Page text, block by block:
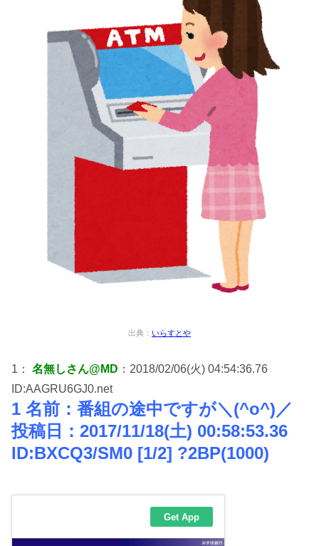
出典： いらすとや
1： 名無しさん@MD ：2018/02/06(火) 04:54:36.76
ID:AAGRU6GJ0.net
1 名前：番組の途中ですが＼(^o^)／
投稿日：2017/11/18(土) 00:58:53.36
ID:BXCQ3/SM0 [1/2] ?2BP(1000)